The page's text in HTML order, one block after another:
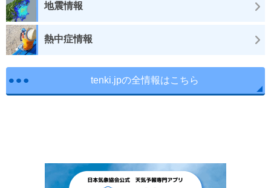
地震情報
熱中症情報
tenki.jpの全情報はこちら